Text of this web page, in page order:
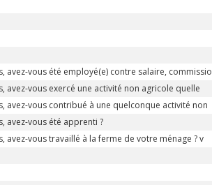
avez-vous été employé(e) contre salaire, commissio
avez-vous exercé une activité non agricole quelle
avez-vous contribué à une quelconque activité non
avez-vous été apprenti ?
avez-vous travaillé à la ferme de votre ménage ? v